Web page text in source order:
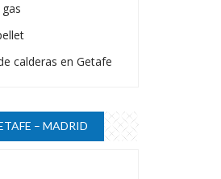
calderas en Getafe
– MADRID